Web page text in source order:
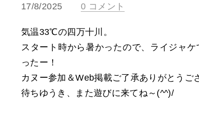
17/8/2025 0 コメント
気温33℃の四万十川。
スタート時から暑かったので、ライジャ
ったー！
カヌー参加＆Web掲載ご了承ありがとうご
待ちゆうき、また遊びに来てね～(^^)/